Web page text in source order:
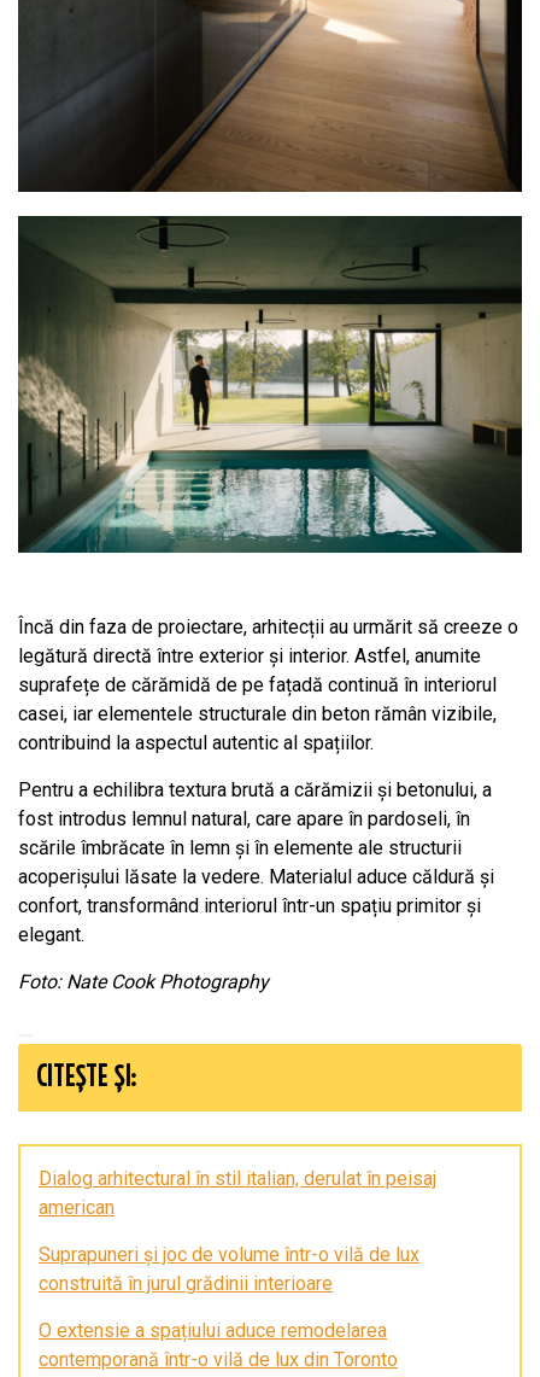
Încă din faza de proiectare, arhitecții au urmărit să creeze o
legătură directă între exterior și interior. Astfel, anumite
suprafețe de cărămidă de pe fațadă continuă în interiorul
casei, iar elementele structurale din beton rămân vizibile,
contribuind la aspectul autentic al spațiilor.
Pentru a echilibra textura brută a cărămizii și betonului, a
fost introdus lemnul natural, care apare în pardoseli, în
scările îmbrăcate în lemn și în elemente ale structurii
acoperișului lăsate la vedere. Materialul aduce căldură și
confort, transformând interiorul într-un spațiu primitor și
elegant.
Foto: Nate Cook Photography
CITEȘTE ȘI:
Dialog arhitectural în stil italian, derulat în peisaj
american
Suprapuneri și joc de volume într-o vilă de lux
construită în jurul grădinii interioare
O extensie a spațiului aduce remodelarea
contemporană într-o vilă de lux din Toronto